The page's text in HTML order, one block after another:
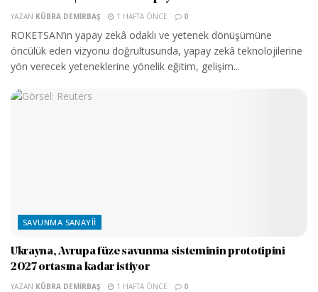
YAZAN KÜBRA DEMIRBAŞ 1 HAFTA ÖNCE 0
ROKETSAN’ın yapay zekâ odaklı ve yetenek dönüşümüne
öncülük eden vizyonu doğrultusunda, yapay zekâ teknolojilerine
yön verecek yeteneklerine yönelik eğitim, gelişim...
SAVUNMA SANAYII
Ukrayna, Avrupa füze savunma sisteminin prototipini
2027 ortasına kadar istiyor
YAZAN KÜBRA DEMIRBAŞ 1 HAFTA ÖNCE 0